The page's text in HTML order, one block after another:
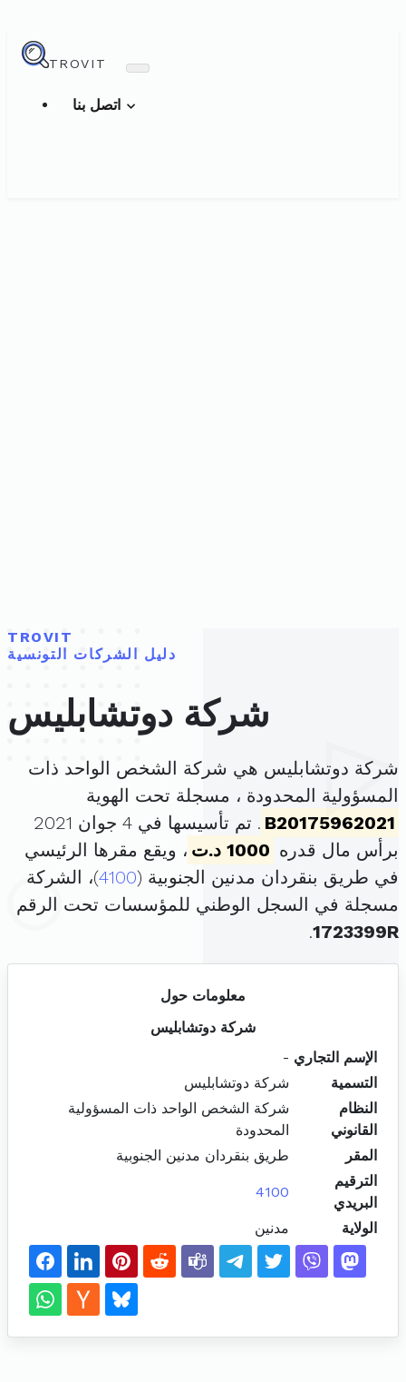
TROVIT
TROVIT
دليل الشركات التونسية
شركة دوتشابليس
شركة دوتشابليس هي شركة الشخص الواحد ذات
المسؤولية المحدودة ، مسجلة تحت الهوية
B20175962021
. تم تأسيسها في 4 جوان 2021
برأس مال قدره 1000 د.ت
، ويقع مقرها الرئيسي
في طريق بنقردان مدنين الجنوبية (4100)، الشركة
مسجلة في السجل الوطني للمؤسسات تحت الرقم
1723399R
.
معلومات حول
شركة دوتشابليس
الإسم التجاري -
التسمية
شركة دوتشابليس
النظام
القانوني
شركة الشخص الواحد ذات المسؤولية
المحدودة
المقر
طريق بنقردان مدنين الجنوبية
الترقيم
البريدي
4100
الولاية مدنين